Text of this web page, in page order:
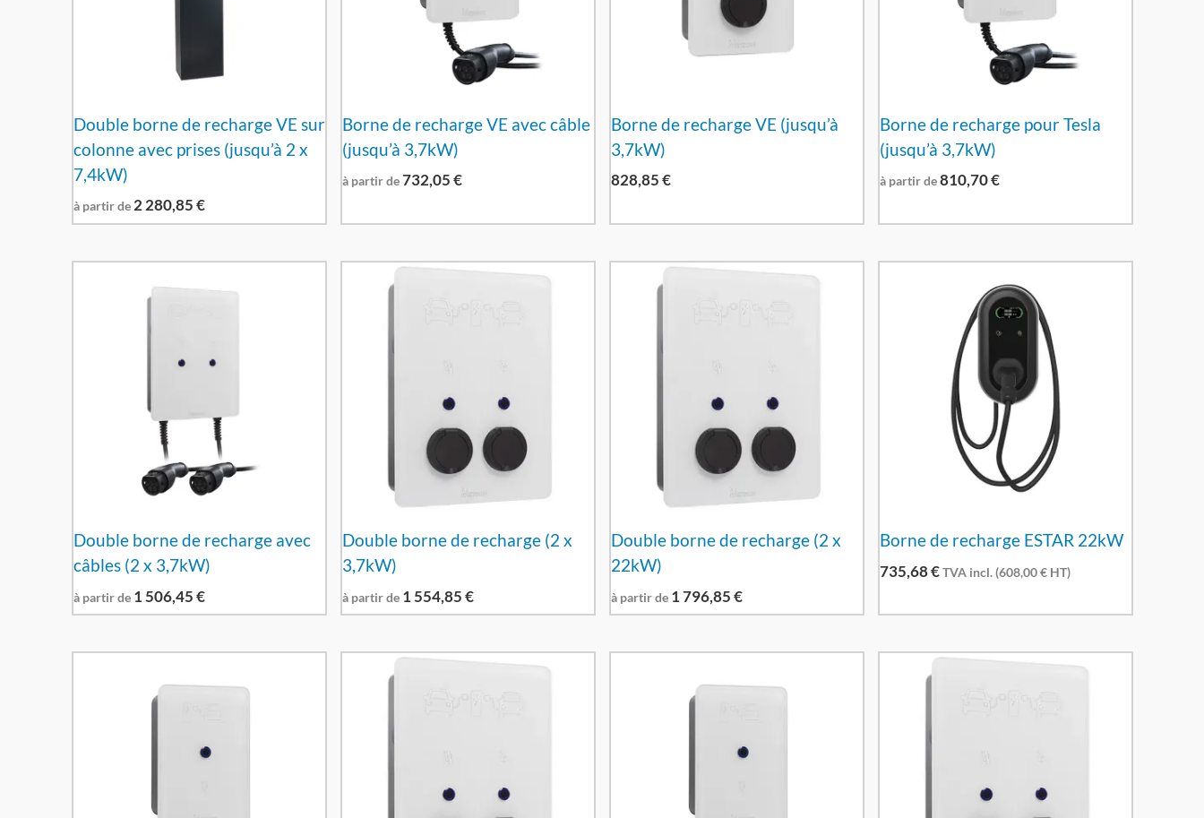
Double borne de recharge VE sur
colonne avec prises (jusqu’à 2 x
7,4kW)
à partir de 2 280,85€
Borne de recharge VE avec câble
(jusqu’à 3,7kW)
à partir de 732,05€
Borne de recharge VE (jusqu’à
3,7kW)
828,85€
Borne de recharge pour Tesla
(jusqu’à 3,7kW)
à partir de 810,70€
Double borne de recharge avec
câbles (2 x 3,7kW)
à partir de 1 506,45€
Double borne de recharge (2 x
3,7kW)
à partir de 1 554,85€
Double borne de recharge (2 x
22kW)
à partir de 1 796,85€
Borne de recharge ESTAR 22kW
735,68€ TVA incl. (608,00€HT)